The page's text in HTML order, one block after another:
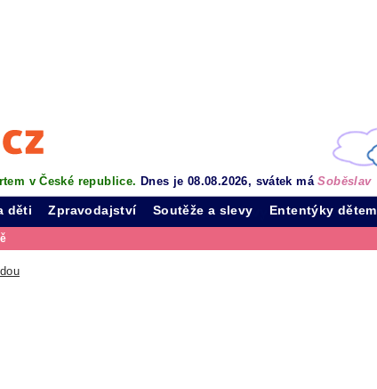
v České republice. Dnes je 08.08.2026, svátek máSoběslav
děti Zpravodajství Soutěže a slevy Ententýky dětem